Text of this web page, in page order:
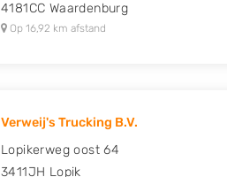
4181CC Waardenburg
Op 16,92 km afstand
Verweij's Trucking B.V.
Lopikerweg oost 64
3411JH Lopik